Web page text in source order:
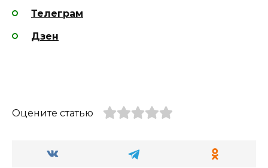
Телеграм
Дзен
Оцените статью